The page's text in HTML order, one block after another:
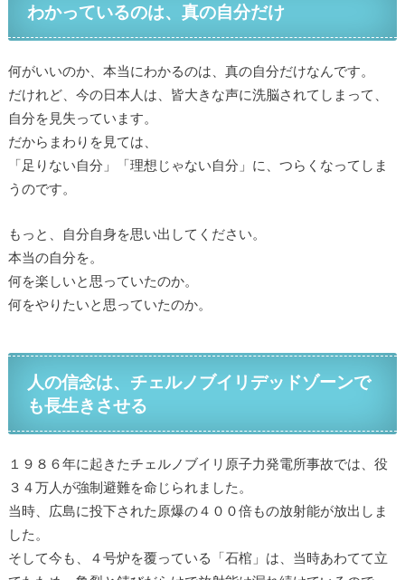
わかっているのは、真の自分だけ
何がいいのか、本当にわかるのは、真の自分だけなんです。
だけれど、今の日本人は、皆大きな声に洗脳されてしまって、
自分を見失っています。
だからまわりを見ては、
「足りない自分」「理想じゃない自分」に、つらくなってしま
うのです。
もっと、自分自身を思い出してください。
本当の自分を。
何を楽しいと思っていたのか。
何をやりたいと思っていたのか。
人の信念は、チェルノブイリデッドゾーンで
も長生きさせる
１９８６年に起きたチェルノブイリ原子力発電所事故では、役
３４万人が強制避難を命じられました。
当時、広島に投下された原爆の４００倍もの放射能が放出しま
した。
そして今も、４号炉を覆っている「石棺」は、当時あわてて立